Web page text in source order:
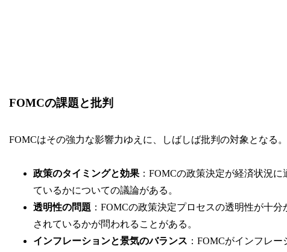
FOMCの課題と批判
FOMCはその強力な影響力ゆえに、しばしば批判の対象となる
政策のタイミングと効果：FOMCの政策決定が経済状況
ているかについての議論がある。
透明性の問題 ：FOMCの政策決定プロセスの透明性が十
されているかが問われることがある。
インフレーションと景気のバランス ：FOMCがインフレ